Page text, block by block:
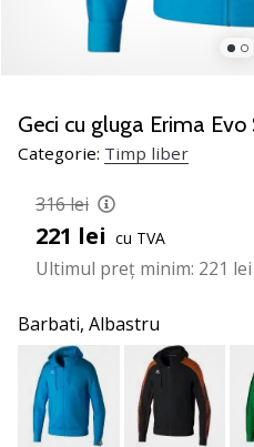
baschet
un
fan
al
ca
și
noi?
nouă
ca
Ambasador
al
brandului.
Geci cu gluga Erima
Categorie: Timp liber
316 lei
221 lei cu TVA
Ultimul preț minim: 221 lei
Barbati, Albastru